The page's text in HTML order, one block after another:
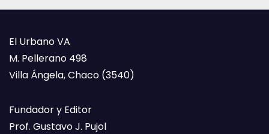
El Urbano VA
M. Pellerano 498
Villa Ángela, Chaco (3540)
Fundador y Editor
Prof. Gustavo J. Pujol